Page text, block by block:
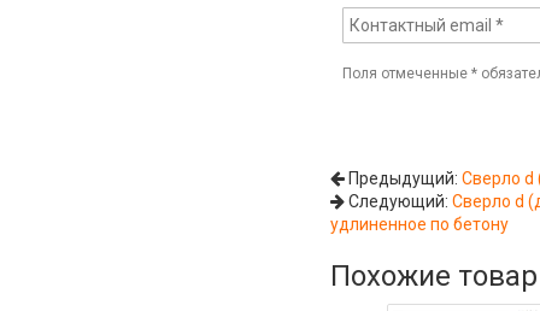
Поля отмеченные*
Предыдущий:Сверло d
Следующий:Сверло d
удлиненное по бетону
Похожие